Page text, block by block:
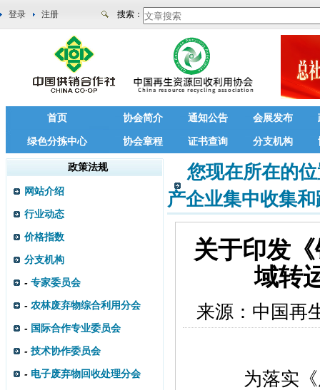
登录 注册 搜索：
首页 协会简介 通知公告 会展发布
绿色分拣中心 协会章程 证书查询 分支机构
政策法规
网站介绍
行业动态
价格指数
分支机构
- 专家委员会
- 农林废弃物综合利用分会
- 国际合作专业委员会
- 技术协作委员会
- 电子废弃物回收处理分会
您现在所在的
产企业集中收集
关于印发
域转
来源： 中国再
为落实《